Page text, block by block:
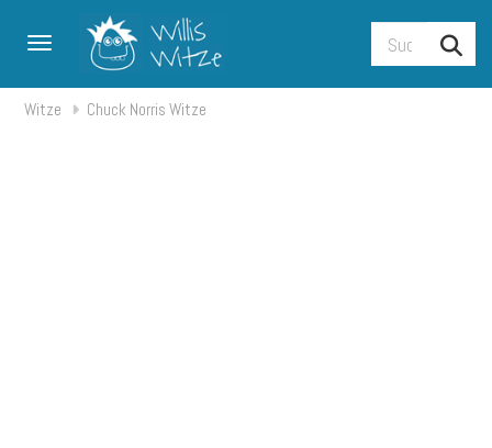
Toggle navigation
Witze Chuck Norris Witze